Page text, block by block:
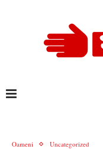
Oameni Uncategorized